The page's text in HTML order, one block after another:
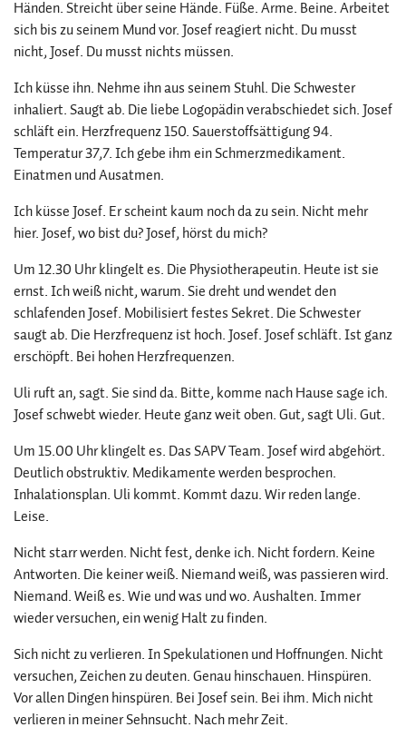
Händen. Streicht über seine Hände. Füße. Arme. Beine. Arbeitet
sich bis zu seinem Mund vor. Josef reagiert nicht. Du musst
nicht, Josef. Du musst nichts müssen.
Ich küsse ihn. Nehme ihn aus seinem Stuhl. Die Schwester
inhaliert. Saugt ab. Die liebe Logopädin verabschiedet sich. Josef
schläft ein. Herzfrequenz 150. Sauerstoffsättigung 94.
Temperatur 37,7. Ich gebe ihm ein Schmerzmedikament.
Einatmen und Ausatmen.
Ich küsse Josef. Er scheint kaum noch da zu sein. Nicht mehr
hier. Josef, wo bist du? Josef, hörst du mich?
Um 12.30 Uhr klingelt es. Die Physiotherapeutin. Heute ist sie
ernst. Ich weiß nicht, warum. Sie dreht und wendet den
schlafenden Josef. Mobilisiert festes Sekret. Die Schwester
saugt ab. Die Herzfrequenz ist hoch. Josef. Josef schläft. Ist ganz
erschöpft. Bei hohen Herzfrequenzen.
Uli ruft an, sagt. Sie sind da. Bitte, komme nach Hause sage ich.
Josef schwebt wieder. Heute ganz weit oben. Gut, sagt Uli. Gut.
Um 15.00 Uhr klingelt es. Das SAPV Team. Josef wird abgehört.
Deutlich obstruktiv. Medikamente werden besprochen.
Inhalationsplan. Uli kommt. Kommt dazu. Wir reden lange.
Leise.
Nicht starr werden. Nicht fest, denke ich. Nicht fordern. Keine
Antworten. Die keiner weiß. Niemand weiß, was passieren wird.
Niemand. Weiß es. Wie und was und wo. Aushalten. Immer
wieder versuchen, ein wenig Halt zu finden.
Sich nicht zu verlieren. In Spekulationen und Hoffnungen. Nicht
versuchen, Zeichen zu deuten. Genau hinschauen. Hinspüren.
Vor allen Dingen hinspüren. Bei Josef sein. Bei ihm. Mich nicht
verlieren in meiner Sehnsucht. Nach mehr Zeit.